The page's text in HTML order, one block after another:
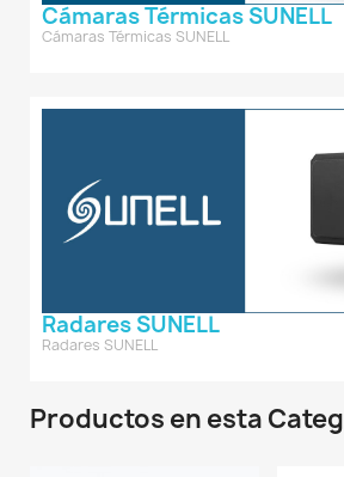
Cámaras Térmicas SUNELL
Cámaras Térmicas SUNELL
Radares SUNELL
Radares SUNELL
Productos en esta